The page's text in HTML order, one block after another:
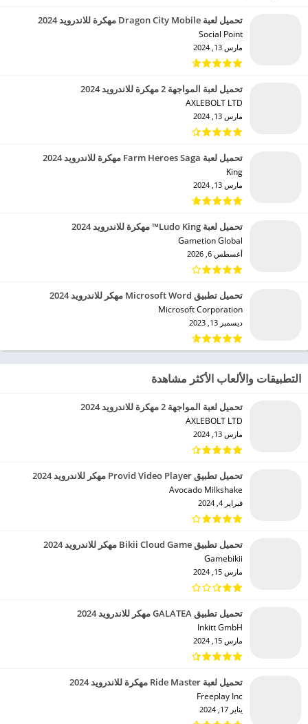
تحميل لعبة Dragon City Mobile مهكرة للاندرويد 2024
Social Point‏
مارس 13, 2024
تحميل لعبة المواجهة 2 مهكرة للاندرويد 2024
AXLEBOLT LTD‏
مارس 13, 2024
تحميل لعبة Farm Heroes Saga مهكرة للاندرويد 2024
King‏
مارس 13, 2024
تحميل لعبة Ludo King™ مهكرة للاندرويد 2024
Gametion Global‏
أغسطس 6, 2026
تحميل تطبيق Microsoft Word مهكر للاندرويد 2024
Microsoft Corporation‏
ديسمبر 13, 2023
التطبيقات والألعاب الأكثر مشاهدة
تحميل لعبة المواجهة 2 مهكرة للاندرويد 2024
AXLEBOLT LTD‏
مارس 13, 2024
تحميل تطبيق Provid Video Player مهكر للاندرويد 2024
Avocado Milkshake‏
فبراير 4, 2024
تحميل تطبيق Bikii Cloud Game مهكر للاندرويد 2024
Gamebikii‏
مارس 15, 2024
تحميل تطبيق GALATEA مهكر للاندرويد 2024
Inkitt GmbH‏
مارس 15, 2024
تحميل لعبة Ride Master مهكرة للاندرويد 2024
Freeplay Inc‏
يناير 17, 2024